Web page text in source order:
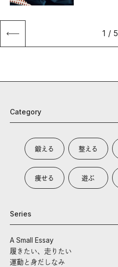
1 / 5
Category
鍛える 整える
痩せる 遊ぶ
Series
A Small Essay
履きたい、走りたい
運動と身だしなみ